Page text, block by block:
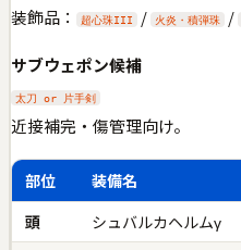
装飾品：
超心珠III / 火炎・積弾珠 /
サブウェポン候補
太刀 or 片手剣
近接補完・傷管理向け。
部位 装備名
頭
シュバルカヘルムγ